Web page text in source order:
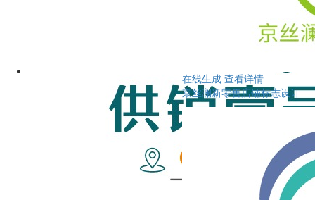
在线生成 查看详情
京丝澜新零售店铺标志设计